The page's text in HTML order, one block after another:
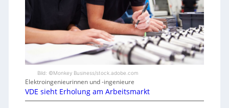
Bild: ©Monkey Business/stock.adobe.com
Elektroingenieurinnen und -ingenieure
VDE sieht Erholung am Arbeitsmarkt